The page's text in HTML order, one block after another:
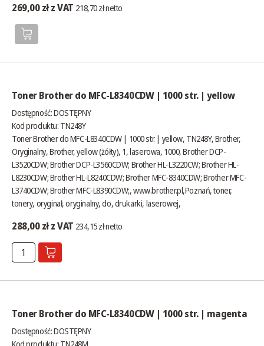
269,00 zł z VAT 218,70 zł netto
Toner Brother do MFC-L8340CDW | 1000 str. | yellow
Dostępność:DOSTĘPNY
Kod produktu: TN248Y
Toner Brother do MFC-L8340CDW | 1000 str. | yellow, TN248Y, Brother,
Oryginalny, Brother, yellow (żółty), 1, laserowa, 1000, Brother DCP-
L3520CDW; Brother DCP-L3560CDW; Brother HL-L3220CW; Brother HL-
L8230CDW; Brother HL-L8240CDW; Brother MFC-8340CDW; Brother MFC-
L3740CDW; Brother MFC-L8390CDW;,www.brother.pl,Poznań, toner,
tonery, oryginał, oryginalny, do, drukarki, laserowej,
288,00 zł z VAT 234,15 zł netto
Toner Brother do MFC-L8340CDW | 1000 str. | magenta
Dostępność:DOSTĘPNY
Kod produktu: TN248M